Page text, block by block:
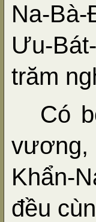
Na-
Ưu-
trăm
Có
Khẩn-
đều